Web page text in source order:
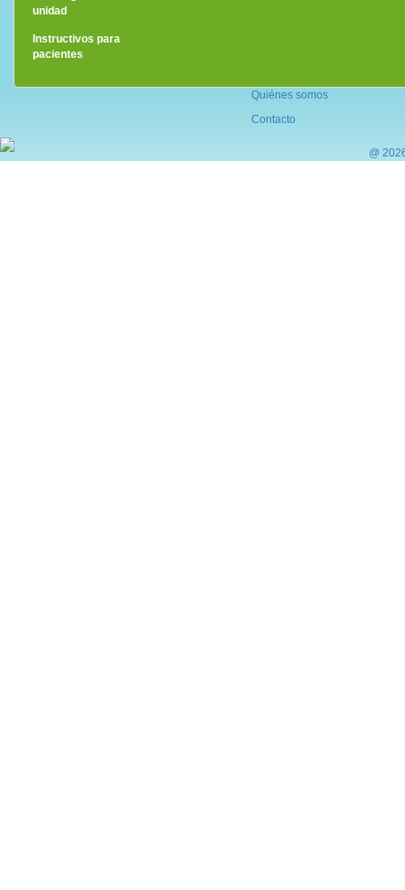
unidad
Instructivos para
pacientes
Quiénes somos
Contacto
@